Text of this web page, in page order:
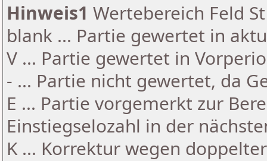
Hinweis1 Wertebereich Feld
blank ... Partie gewertet in
V ... Partie gewertet in
- ... Partie nicht gewertet, da
E ... Partie vorgemerkt zur
Einstiegselozahl in der
K ... Korrektur wegen